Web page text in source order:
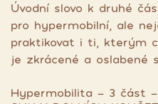
Úvodní slovo k druhé
pro hypermobilní, ale
praktikovat i ti, kterým
je zkrácené a oslabené
Hypermobilita - 3 část -